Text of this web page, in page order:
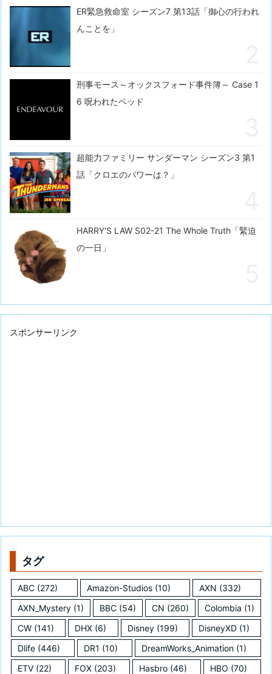
ER緊急救命室 シーズン7 第13話「御心の行われ
んことを」
刑事モース～オックスフォード事件簿～ Case 1
6 呪われたベッド
超能力ファミリー サンダーマン シーズン3 第1
話「クロエのパワーは？」
HARRY'S LAW S02-21 The Whole Truth「緊迫
の一日」
スポンサーリンク
タグ
ABC (272) Amazon-Studios(10) AXN (332)
AXN_Mystery (1) BBC (54) CN (260) Colombia (1)
CW (141) DHX (6) Disney(199) DisneyXD(1)
Dlife (446) DR1 (10) DreamWorks_Animation (1)
ETV (22) FOX (203) Hasbro (46) HBO (70)